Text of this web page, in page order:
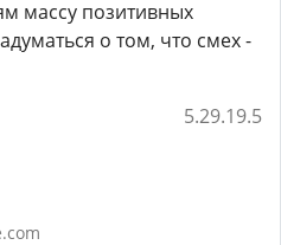
массу позитивных
о том, что смех -
5.29.19.5